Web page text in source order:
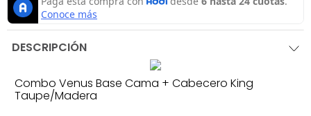
DESCRIPCIÓN
Combo Venus Base Cama + Cabecero King
Taupe/Madera